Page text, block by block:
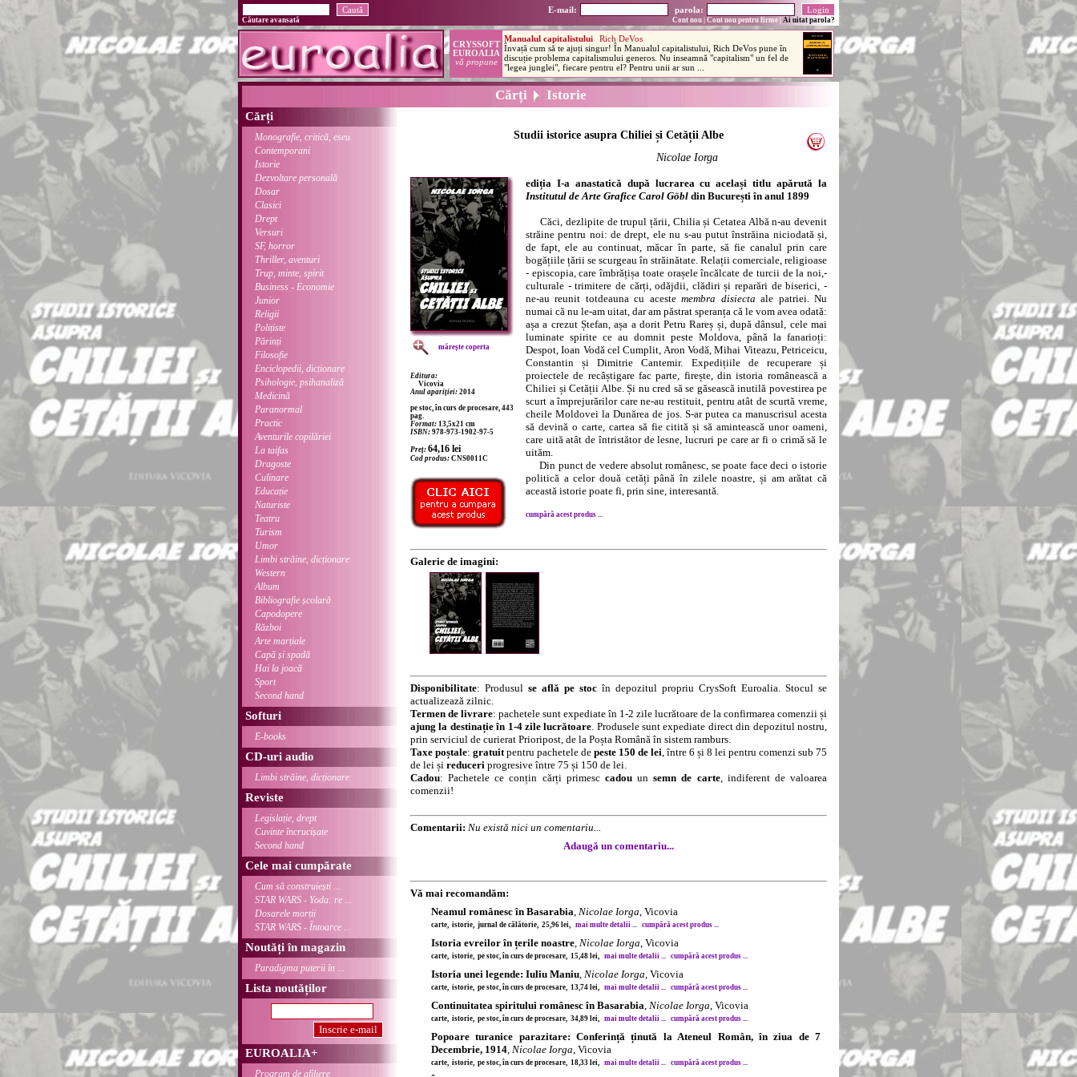
E-mail: parola:
Căutare avansată Cont nou Cont nou pentru firme Ai uitat parola?
Cărți Istorie
Cărți
Monografie, critică, eseu
Contemporani
Istorie
Dezvoltare personală
Dosar
Clasici
Drept
Versuri
SF, horror
Thriller, aventuri
Trup, minte, spirit
Business - Economie
Junior
Religii
Polițiste
Părinți
Filosofie
Enciclopedii, dicționare
Psihologie, psihanaliză
Medicină
Paranormal
Practic
Aventurile copilăriei
La taifas
Dragoste
Culinare
Educație
Naturiste
Teatru
Turism
Umor
Limbi străine, dicționare
Western
Album
Bibliografie școlară
Capodopere
Război
Arte marțiale
Capă și spadă
Hai la joacă
Sport
Second hand
Softuri
E-books
CD-uri audio
Limbi străine, dicționare
Reviste
Legislație, drept
Cuvinte încrucișate
Second hand
Cele mai cumpărate
Cum să construiești ...
STAR WARS - Yoda: re ...
Dosarele morții
STAR WARS - Întoarce ...
Noutăți în magazin
Paradigma puterii în ...
Lista noutăților
EUROALIA+
Program de afiliere
Studii istorice asupra Chiliei și Cetății Albe
Nicolae Iorga
mărește coperta
Editura:
Vicovia
Anul apariției: 2014
pe stoc, în curs de procesare, 443
pag.
Format: 13,5x21 cm
ISBN: 978-973-1902-97-5
Preț: 64,16 lei
Cod produs: CNS0011C
ediția I-a anastatică după lucrarea cu același titlu apărută la
Institutul de Arte Grafice Carol Göbl din București în anul 1899
Căci, dezlipite de trupul țării, Chilia și Cetatea Albă n-au devenit
străine pentru noi: de drept, ele nu s-au putut înstrăina niciodată și,
de fapt, ele au continuat, măcar în parte, să fie canalul prin care
bogățiile țării se scurgeau în străinătate. Relații comerciale, religioase
- episcopia, care îmbrățișa toate orașele încălcate de turcii de la noi,-
culturale - trimitere de cărți, odăjdii, clădiri și reparări de biserici, -
ne-au reunit totdeauna cu acestemembra disiecta ale patriei. Nu
numai că nu le-am uitat, dar am păstrat speranța că le vom avea odată:
așa a crezut Ștefan, așa a dorit Petru Rareș și, după dânsul, cele mai
luminate spirite ce au domnit peste Moldova, până la fanarioți:
Despot, Ioan Vodă cel Cumplit, Aron Vodă, Mihai Viteazu, Petriceicu,
Constantin și Dimitrie Cantemir. Expedițiile de recuperare și
proiectele de recâștigare fac parte, firește, din istoria românească a
Chiliei și Cetății Albe. Și nu cred să se găsească inutilă povestirea pe
scurt a împrejurărilor care ne-au restituit, pentru atât de scurtă vreme,
cheile Moldovei la Dunărea de jos. S-ar putea ca manuscrisul acesta
să devină o carte, cartea să fie citită și să amintească unor oameni,
care uită atât de întristător de lesne, lucruri pe care ar fi o crimă să le
uităm.
Din punct de vedere absolut românesc, se poate face deci o istorie
politică a celor două cetăți până în zilele noastre, și am arătat că
această istorie poate fi, prin sine, interesantă.
cumpără acest produs ...
Galerie de imagini:
Disponibilitate: Produsul se află pe stoc în depozitul propriu CrysSoft Euroalia. Stocul se
actualizează zilnic.
Termen de livrare: pachetele sunt expediate în 1-2 zile lucrătoare de la confirmarea comenzii și
ajung la destinație în 1-4 zile lucrătoare. Produsele sunt expediate direct din depozitul nostru,
prin serviciul de curierat Prioripost, de la Poșta Română în sistem ramburs.
Taxe poștale: gratuitpentru pachetele de peste 150 de lei, între 6 și 8 lei pentru comenzi sub 75
de lei și reduceri progresive între 75 și 150 de lei.
Cadou: Pachetele ce conțin cărți primesc cadouunsemn de carte, indiferent de valoarea
comenzii!
Comentarii: Nu există nici un comentariu...
Adaugă un comentariu...
Vă mai recomandăm:
Neamul românesc în Basarabia, Nicolae Iorga, Vicovia
carte, istorie, jurnal de călătorie, 25,96 lei, mai multe detalii ... cumpără acest produs ...
Istoria evreilor în țerile noastre, Nicolae Iorga, Vicovia
carte, istorie, pe stoc, în curs de procesare, 15,48 lei, mai multe detalii ... cumpără acest produs ...
Istoria unei legende: Iuliu Maniu, Nicolae Iorga, Vicovia
carte, istorie, pe stoc, în curs de procesare, 13,74 lei, mai multe detalii ... cumpără acest produs ...
Continuitatea spiritului românesc în Basarabia, Nicolae Iorga, Vicovia
carte, istorie, pe stoc, în curs de procesare, 34,89 lei, mai multe detalii ... cumpără acest produs ...
Popoare turanice parazitare: Conferință ținută la Ateneul Român, în ziua de 7
Decembrie, 1914, Nicolae Iorga, Vicovia
carte, istorie, pe stoc, în curs de procesare, 18,33 lei, mai multe detalii ... cumpără acest produs ...